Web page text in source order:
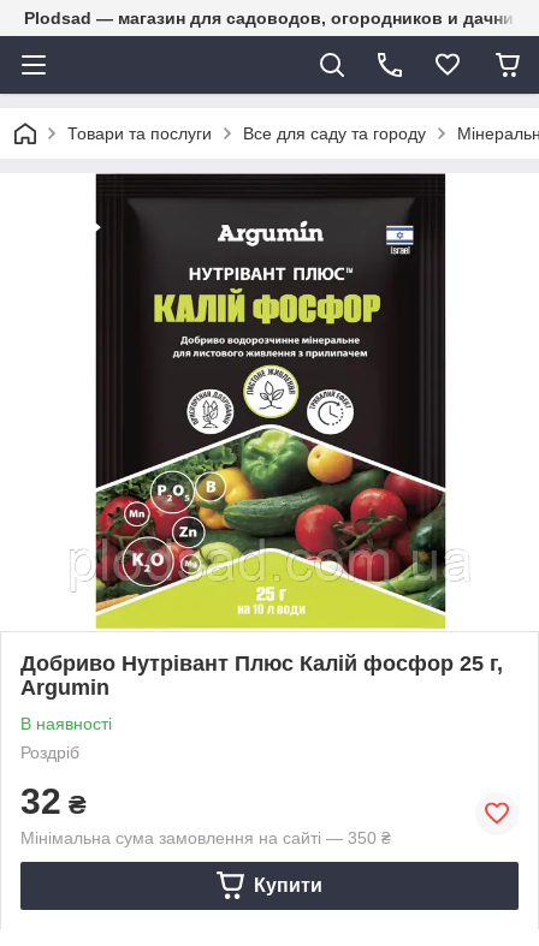
Plodsad — магазин для садоводов, огородников и
Товари та послуги Все для саду та городу
Добриво Нутрівант Плюс Калій фосфор 25 г,
Argumin
В наявності
Роздріб
32 ₴
Мінімальна сума замовлення на сайті — 350 ₴
Купити